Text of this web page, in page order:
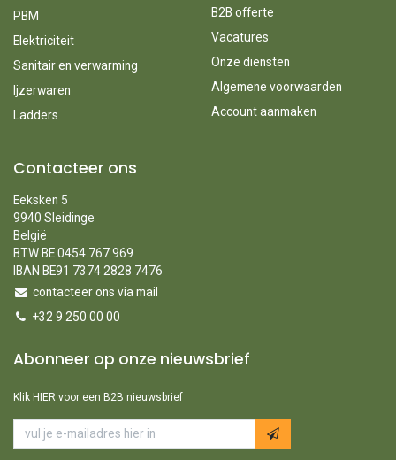
PBM
Elektriciteit
Sanitair en verwarming
Ijzerwaren
Ladders
B2B offerte
Vacatures
Onze diensten
Algemene voorwaarden
Account aanmaken
Contacteer ons
Eeksken 5
9940 Sleidinge
België
BTW BE 0454.767.969
IBAN BE91 7374 2828 7476
contacteer ons via mail
+32 9 250 00 00
Abonneer op onze nieuwsbrief
Klik HIER voor een B2B nieuwsbrief